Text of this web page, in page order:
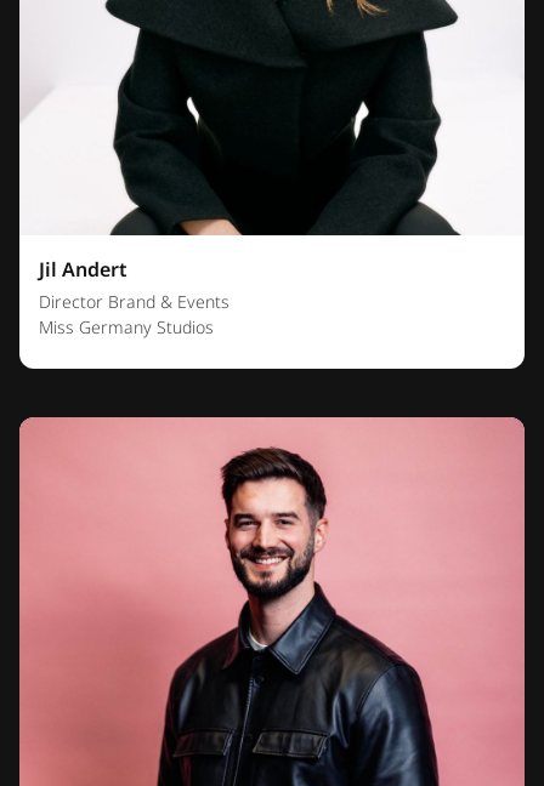
Jil Andert
Director Brand & Events
Miss Germany Studios